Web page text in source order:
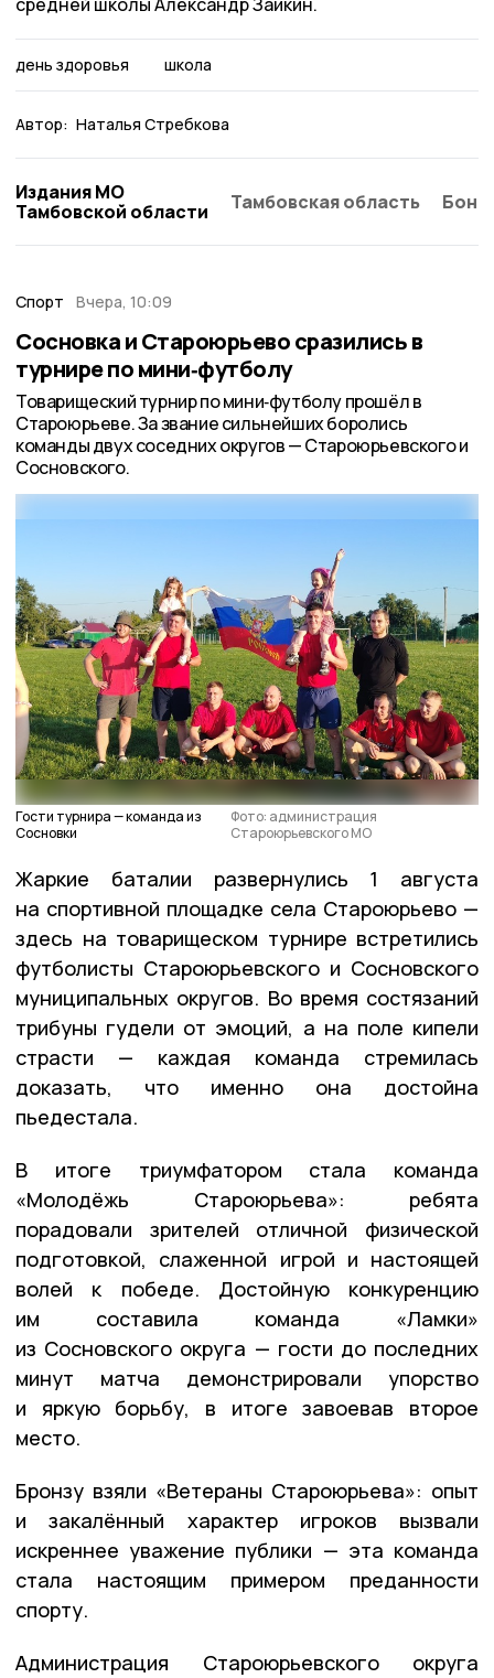
день здоровья школа
Автор: Наталья Стребкова
Издания МО
Тамбовской области
Тамбовская область
Спорт Вчера, 10:09
Сосновка и Староюрьево сразились в
турнире по мини‑футболу
Товарищеский турнир по мини‑футболу прошёл в
Староюрьеве. За звание сильнейших боролись
команды двух соседних округов — Староюрьевского и
Сосновского.
Гости турнира — команда из
Сосновки
Фото: администрация
Староюрьевского МО
Жаркие баталии развернулись 1 августа
на спортивной площадке села Староюрьево —
здесь на товарищеском турнире встретились
футболисты Староюрьевского и Сосновского
муниципальных округов. Во время состязаний
трибуны гудели от эмоций, а на поле кипели
страсти — каждая команда стремилась
доказать, что именно она достойна
пьедестала.
В итоге триумфатором стала команда
«Молодёжь Староюрьева»: ребята
порадовали зрителей отличной физической
подготовкой, слаженной игрой и настоящей
волей к победе. Достойную конкуренцию
им составила команда «Ламки»
из Сосновского округа — гости до последних
минут матча демонстрировали упорство
и яркую борьбу, в итоге завоевав второе
место.
Бронзу взяли «Ветераны Староюрьева»: опыт
и закалённый характер игроков вызвали
искреннее уважение публики — эта команда
стала настоящим примером преданности
спорту.
Администрация Староюрьевского округа